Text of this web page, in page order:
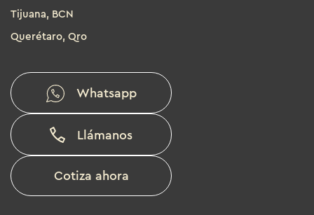
Tijuana, BCN
Querétaro, Qro
Whatsapp
Llámanos
Cotiza ahora